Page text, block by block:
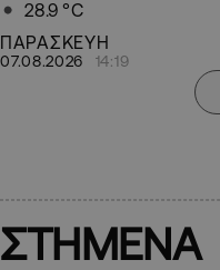
28.9 °C
ΠΑΡΑΣΚΕΥΗ
07.08.2026 14:19
ΣΤΗΜΕΝΑ